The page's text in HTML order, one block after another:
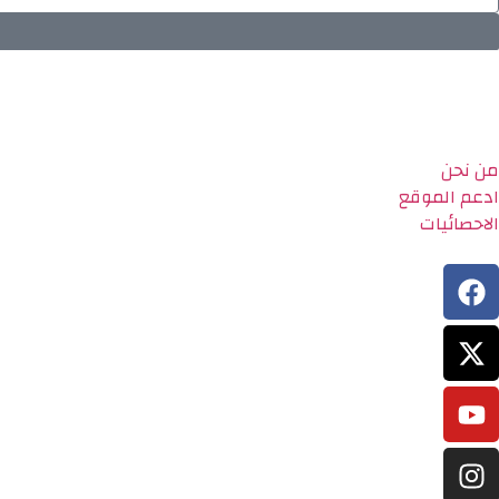
من نحن
ادعم الموقع
الاحصائيات